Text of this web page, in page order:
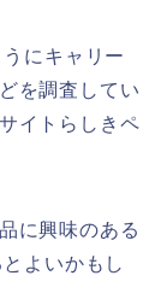
にキャリー
を調査してい
イトらしきペ
に興味のある
よいかもし